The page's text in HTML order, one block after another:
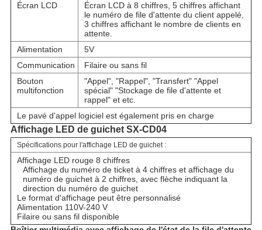
Écran LCD
Écran LCD à 8 chiffres, 5 chiffres affichant
le numéro de file d'attente du client appelé,
3 chiffres affichant le nombre de clients en
attente.
Alimentation
5V
Communication
Filaire ou sans fil
Bouton
multifonction
"Appel", "Rappel", "Transfert" "Appel
spécial" "Stockage de file d'attente et
rappel" et etc.
Le pavé d'appel logiciel est également pris en charge
Affichage LED de guichet SX-CD04
Spécifications pour l'affichage LED de guichet :
Affichage LED rouge 8 chiffres
Affichage du numéro de ticket à 4 chiffres et affichage du
numéro de guichet à 2 chiffres, avec flèche indiquant la
direction du numéro de guichet
Le format d'affichage peut être personnalisé
Alimentation 110V-240 V
Filaire ou sans fil disponible